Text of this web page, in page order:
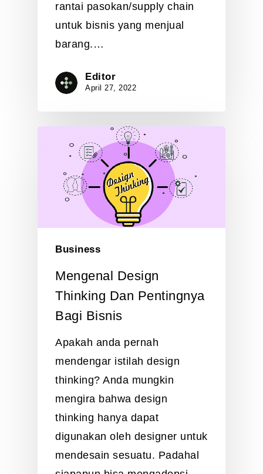
rantai pasokan/supply chain
untuk bisnis yang menjual
barang.…
Editor
April 27, 2022
Business
Mengenal Design
Thinking Dan Pentingnya
Bagi Bisnis
Apakah anda pernah
mendengar istilah design
thinking? Anda mungkin
mengira bahwa design
thinking hanya dapat
digunakan oleh designer untuk
mendesain sesuatu. Padahal